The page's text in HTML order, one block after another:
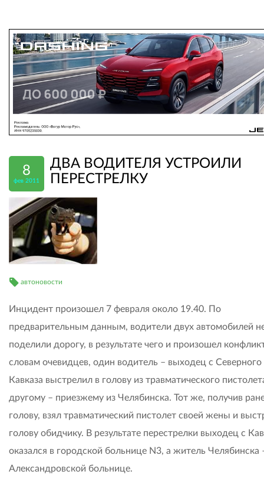
8
фев 2011
ДВА ВОДИТЕЛЯ УСТРОИЛИ
ПЕРЕСТРЕЛКУ
автоновости
Инцидент произошел 7 февраля около 19.40. По
предварительным данным, водители двух автомобилей
поделили дорогу, в результате чего и произошел
словам очевидцев, один водитель – выходец с Северного
Кавказа выстрелил в голову из травматического
другому – приезжему из Челябинска. Тот же, получив
голову, взял травматический пистолет своей жены и
голову обидчику. В результате перестрелки выходец с
оказался в городской больнице N3, а житель Челябинска
Александровской больнице.